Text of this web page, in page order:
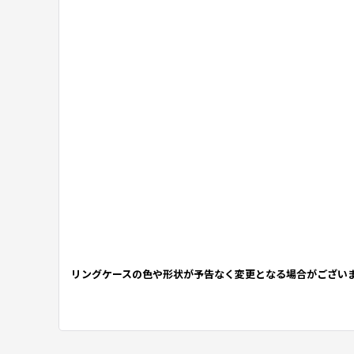
リングケースの色や形状が予告なく変更となる場合がござい